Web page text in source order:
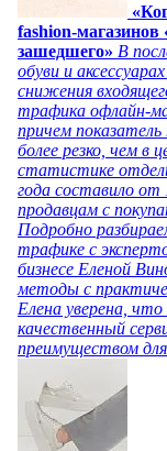
fashion-
зашедшего» В
обуви и
снижения
трафика офлайн-
причем
более резко, чем в
статистике
года составило
продавцам с
Подробно
трафике с
бизнесе Еленой
методы с
Елена уверена,
качественный
преимуществом